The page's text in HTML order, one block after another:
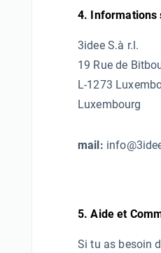
4. Informations
3idee S.à r.l.
19 Rue de
L-1273
Luxembourg
mail:
5. Aide et
Si tu as besoin